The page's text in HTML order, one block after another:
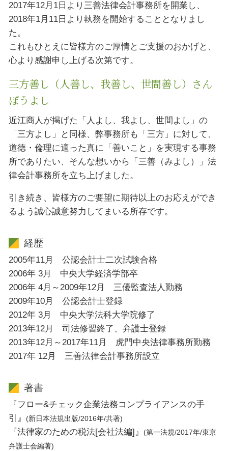
2017年12月1日より三善法律会計事務所を開業し、
2018年1月11日より執務を開始することとなりまし
た。
これもひとえに皆様方のご厚情とご支援のおかげと、
心より感謝申し上げる次第です。
三方善し（人善し、我善し、世間善し）さん
ぼうよし
近江商人が掲げた「人よし、我よし、世間よし」の
「三方よし」と同様、弊事務所も「三方」に対して、
道徳・倫理に適った真に「善いこと」を実現する事務
所でありたい、そんな想いから「三善（みよし）」法
律会計事務所を立ち上げました。
引き続き、皆様方のご要望に期待以上のお応えができ
るよう誠心誠意努力してまいる所存です。
経歴
2005年11月 公認会計士二次試験合格
2006年 3月 中央大学経済学部卒
2006年 4月～2009年12月 三優監査法人勤務
2009年10月 公認会計士登録
2012年 3月 中央大学法科大学院修了
2013年12月 司法修習終了、弁護士登録
2013年12月～2017年11月 虎門中央法律事務所勤務
2017年 12月 三善法律会計事務所設立
著書
『フロー&チェック企業法務コンプライアンスの手
引』
(新日本法規出版/2016年/共著)
『法律家のための税法[会社法編]』
(第一法規/2017年/東京
弁護士会編著)